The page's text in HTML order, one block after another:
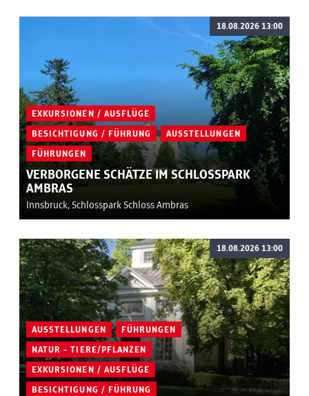
EXKURSIONEN / AUSFLÜGE
BESICHTIGUNG / FÜHRUNG AUSSTELLUNGEN
FÜHRUNGEN
VERBORGENE SCHÄTZE IM SCHLOSSPARK
AMBRAS
Innsbruck, Schlosspark Schloss Ambras
18.08.2026 13:00
AUSSTELLUNGEN FÜHRUNGEN
NATUR - TIERE/PFLANZEN
EXKURSIONEN / AUSFLÜGE
BESICHTIGUNG / FÜHRUNG
18.08.2026 13:00